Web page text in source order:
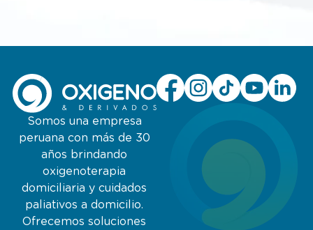
Somos una empresa
peruana con más de 30
años brindando
oxigenoterapia
domiciliaria y cuidados
paliativos a domicilio.
Ofrecemos soluciones